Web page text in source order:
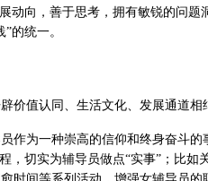
动向，善于思考，拥有敏锐的问
的统一。
价值认同、生活文化、发展通道相
作为一种崇高的信仰和终身奋斗
切实为辅导员做点“实事”；比如